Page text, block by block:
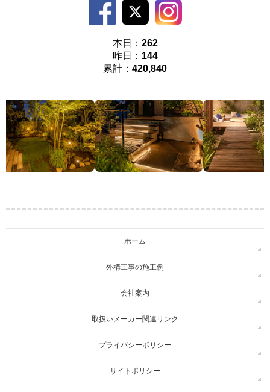
本日： 262
昨日： 144
累計： 420,840
ホーム
外構工事の施工例
会社案内
取扱いメーカー関連リンク
プライバシーポリシー
サイトポリシー